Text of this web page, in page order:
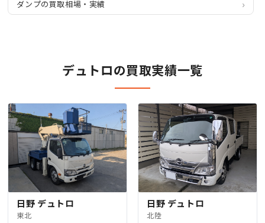
ダンプの買取相場・実績
デュトロの買取実績一覧
日野 デュトロ
東北
日野 デュトロ
北陸